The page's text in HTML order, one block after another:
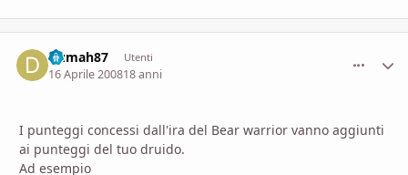
Dumah87 Utenti
16 Aprile 200818 anni
I punteggi concessi dall'ira del Bear warrior vanno aggiunti
ai punteggi del tuo druido.
Ad esempio